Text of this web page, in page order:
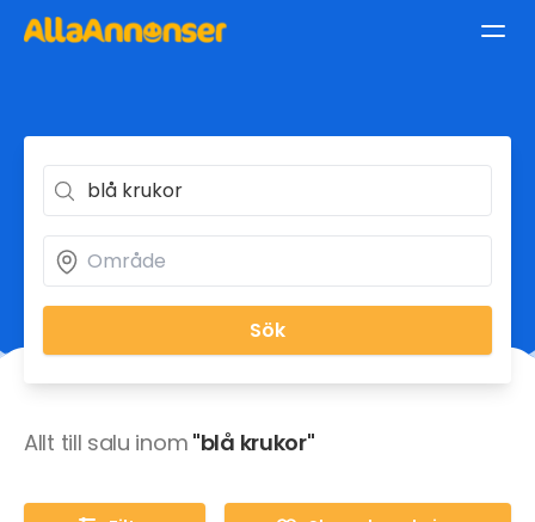
Sök
Allt till salu inom "blå krukor"